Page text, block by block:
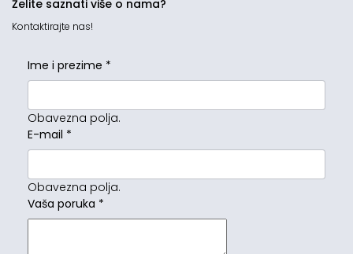
Želite saznati više o nama?
Kontaktirajte nas!
Ime i prezime *
Obavezna polja.
E-mail *
Obavezna polja.
Vaša poruka *